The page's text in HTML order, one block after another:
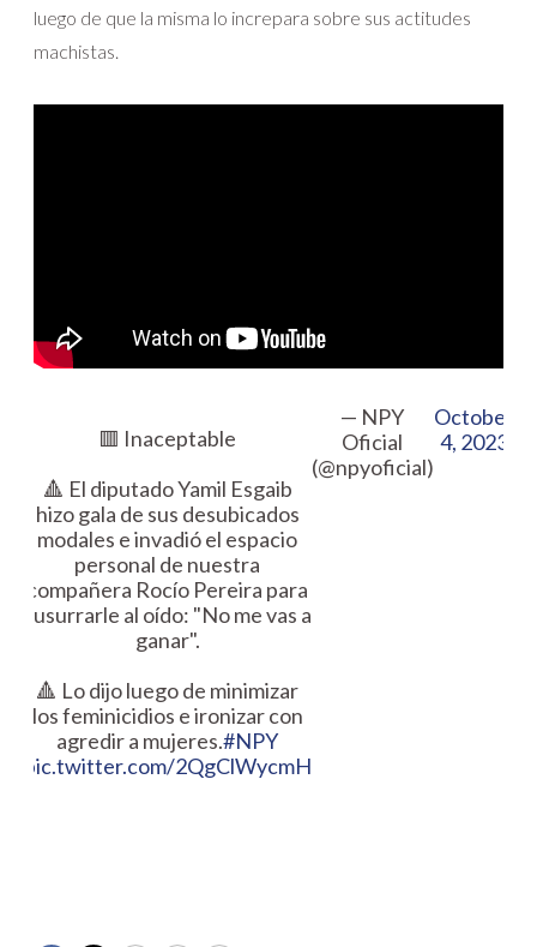
luego de que la misma lo increpara sobre sus actitudes
machistas.
🟥 Inaceptable
🔺 El diputado Yamil Esgaib
hizo gala de sus desubicados
modales e invadió el espacio
personal de nuestra
compañera Rocío Pereira para
susurrarle al oído: "No me vas a
ganar".
🔺 Lo dijo luego de minimizar
los feminicidios e ironizar con
agredir a mujeres.#NPY
pic.twitter.com/2QgClWycmH
— NPY
Oficial
(@npyoficial)
October
4, 2023